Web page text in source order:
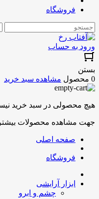
فروشگاه
ورود به حساب
بستن
0 محصول
مشاهده سبد خرید
هیچ محصولی در سبد خرید
جهت مشاهده محصولات بیشتر
صفحه اصلی
فروشگاه
ابزار آرایشی
چشم و ابرو